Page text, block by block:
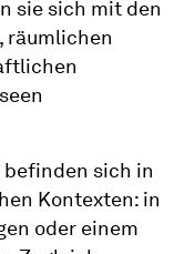
sie sich mit den
räumlichen
befinden sich in
Kontexten: in
oder einem